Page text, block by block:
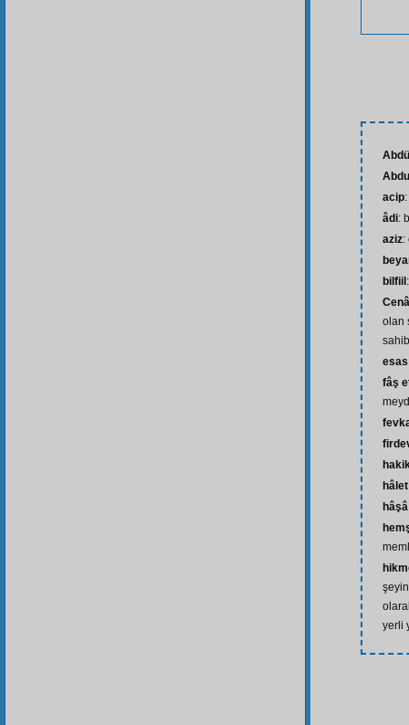
acip
âdi:
aziz:
bilfiil
olan
esas
fâş
hâlet
hâşâ
yerli